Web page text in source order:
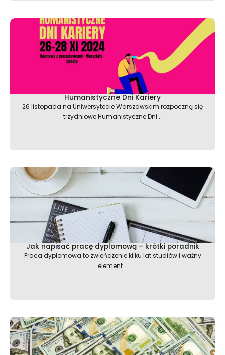
Humanistyczne Dni Kariery
26 listopada na Uniwersytecie Warszawskim rozpoczną się
trzydniowe Humanistyczne Dni...
Jak napisać pracę dyplomową – krótki poradnik
Praca dyplomowa to zwieńczenie kilku lat studiów i ważny
element...